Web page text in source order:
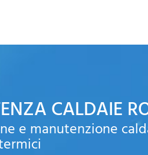
CALDAIE
e manutenzione